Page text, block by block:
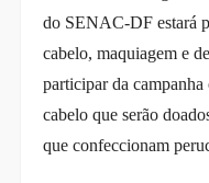
do SENAC-DF estará
cabelo, maquiagem e
participar da
cabelo que serão
que confeccionam